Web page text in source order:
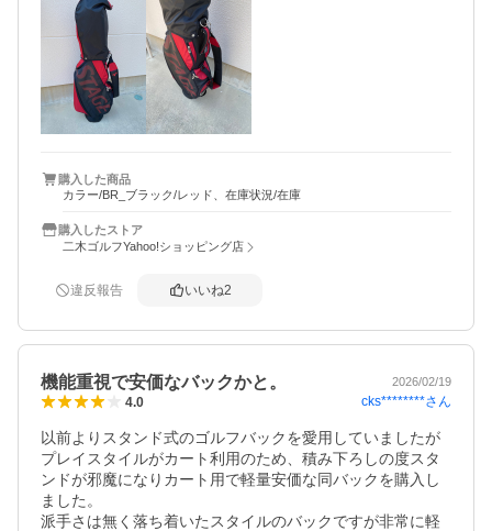
用なゴルフ場のスタッフがペンチを使って修理して頂きま
したので取り敢えずは大丈夫ですが、、ネームプレート
は、別途購入しようと思います。
購入した商品
カラー/BR_ブラック/レッド、在庫状況/在庫
購入したストア
二木ゴルフYahoo!ショッピング店
違反報告 いいね2
機能重視で安価なバックかと。 2026/02/19
4.0 cks********さん
以前よりスタンド式のゴルフバックを愛用していましたが
プレイスタイルがカート利用のため、積み下ろしの度スタ
ンドが邪魔になりカート用で軽量安価な同バックを購入し
ました。
派手さは無く落ち着いたスタイルのバックですが非常に軽